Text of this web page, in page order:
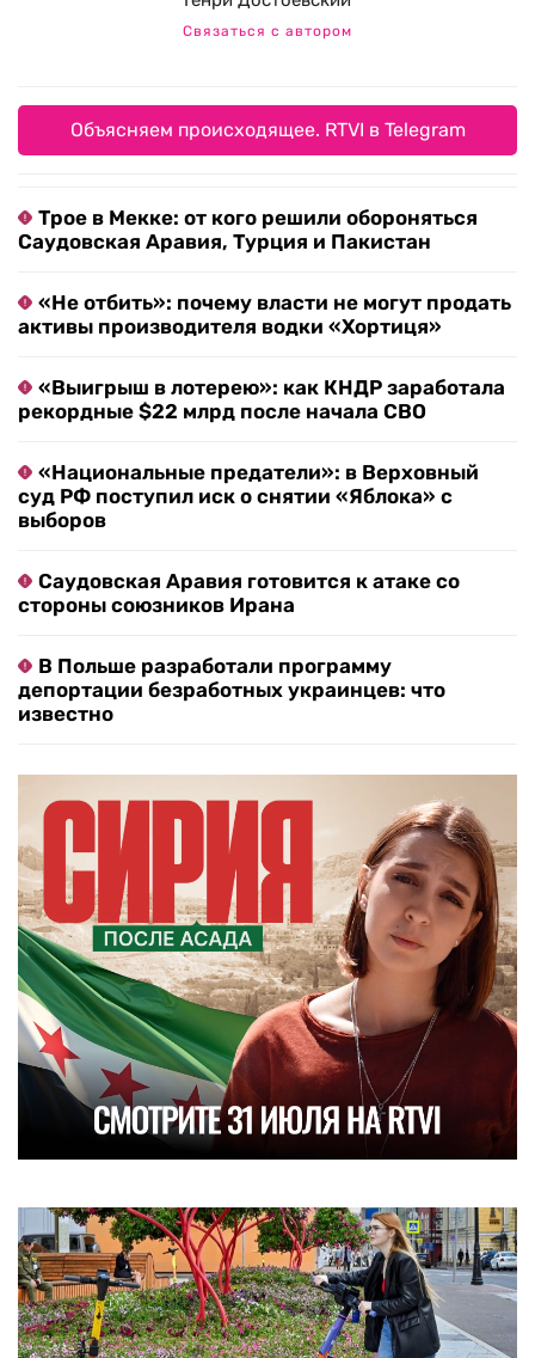
Связаться с автором
Объясняем происходящее. RTVI в Telegram
Трое в Мекке: от кого решили обороняться
Саудовская Аравия, Турция и Пакистан
«Не отбить»: почему власти не могут продать
активы производителя водки «Хортиця»
«Выигрыш в лотерею»: как КНДР заработала
рекордные $22 млрд после начала СВО
«Национальные предатели»: в Верховный
суд РФ поступил иск о снятии «Яблока» с
выборов
Саудовская Аравия готовится к атаке со
стороны союзников Ирана
В Польше разработали программу
депортации безработных украинцев: что
известно